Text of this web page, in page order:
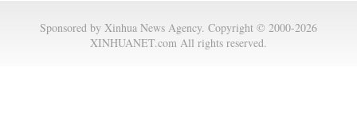
Sponsored by Xinhua News Agency. Copyright © 2000-2026
XINHUANET.com All rights reserved.